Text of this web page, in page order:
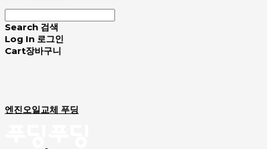
Search 검색
Log In 로그인
Cart장바구니
엔진오일교체 푸딩